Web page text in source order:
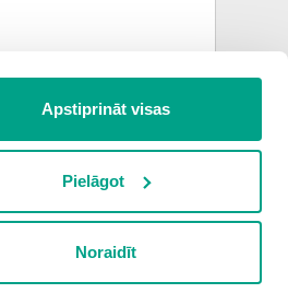
Apstiprināt visas
Pielāgot
Noraidīt
Nākamā teorija